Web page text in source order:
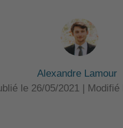
Alexandre Lamour
le 26/05/2021 |